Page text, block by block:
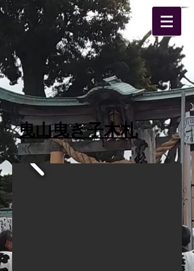
​曳山曳き子木札